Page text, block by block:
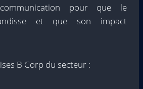
pour que le
et que son impact
B Corp du secteur :